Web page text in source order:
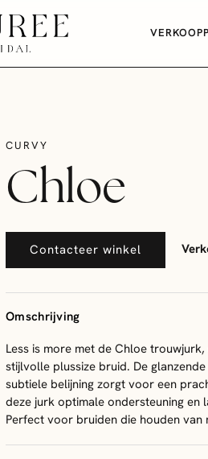
CURVY
Chloe
Contacteer winkel
Omschrijving
Less is more met de Chloe
stijlvolle plussize bruid. De
subtiele belijning zorgt voor een
deze jurk optimale ondersteuning en
Perfect voor bruiden die houden